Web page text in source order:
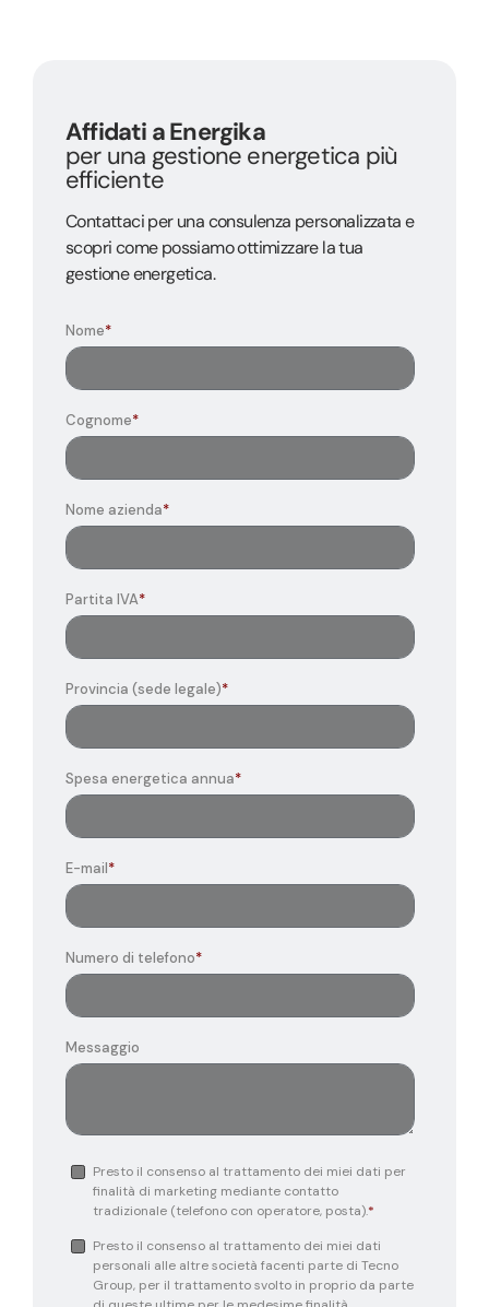
Affidati a Energika
per una gestione energetica più
efficiente
Contattaci per una consulenza personalizzata e
scopri come possiamo ottimizzare la tua
gestione energetica.